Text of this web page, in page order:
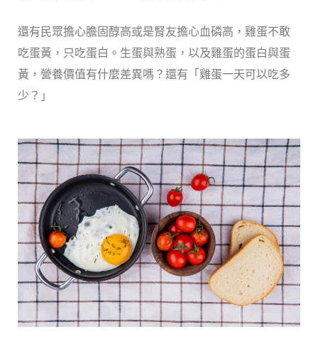
還有民眾擔心膽固醇高或是腎友擔心血磷高，雞蛋不敢
吃蛋黃，只吃蛋白。生蛋與熟蛋，以及雞蛋的蛋白與蛋
黃，營養價值有什麼差異嗎？還有「雞蛋一天可以吃多
少？」